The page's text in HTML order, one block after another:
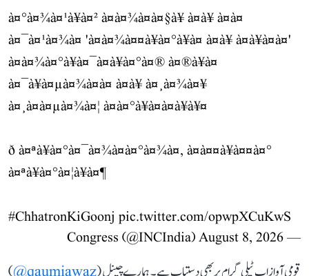
à¤°à¤¾à¤¹à¥à¤² à¤à¤¾à¤à¤§à¥ à¤à¥ à¤à¤
à¤¯à¤¹à¤¾à¤ 'à¤à¤¾à¤¤à¥à¤°à¥à¤ à¤à¥ à¤à¥à¤à¤'
à¤à¤¾à¤°à¥à¤¯à¤à¥à¤°à¤® à¤®à¥à¤
à¤¯à¥à¤µà¤¾à¤à¤ à¤à¥ à¤¸à¤¾à¤¥
à¤¸à¤à¤µà¤¾à¤¦ à¤à¤°à¥à¤à¤à¥à¥¤
ð à¤ªà¥à¤°à¤¯à¤¾à¤à¤°à¤¾à¤, à¤à¤¤à¥à¤¤à¤°
à¤ªà¥à¤°à¤¦à¥à¤¶
#ChhatronKiGoonj pic.twitter.com/opwpXCuKwS
— Congress (@INCIndia)
August 8, 2026